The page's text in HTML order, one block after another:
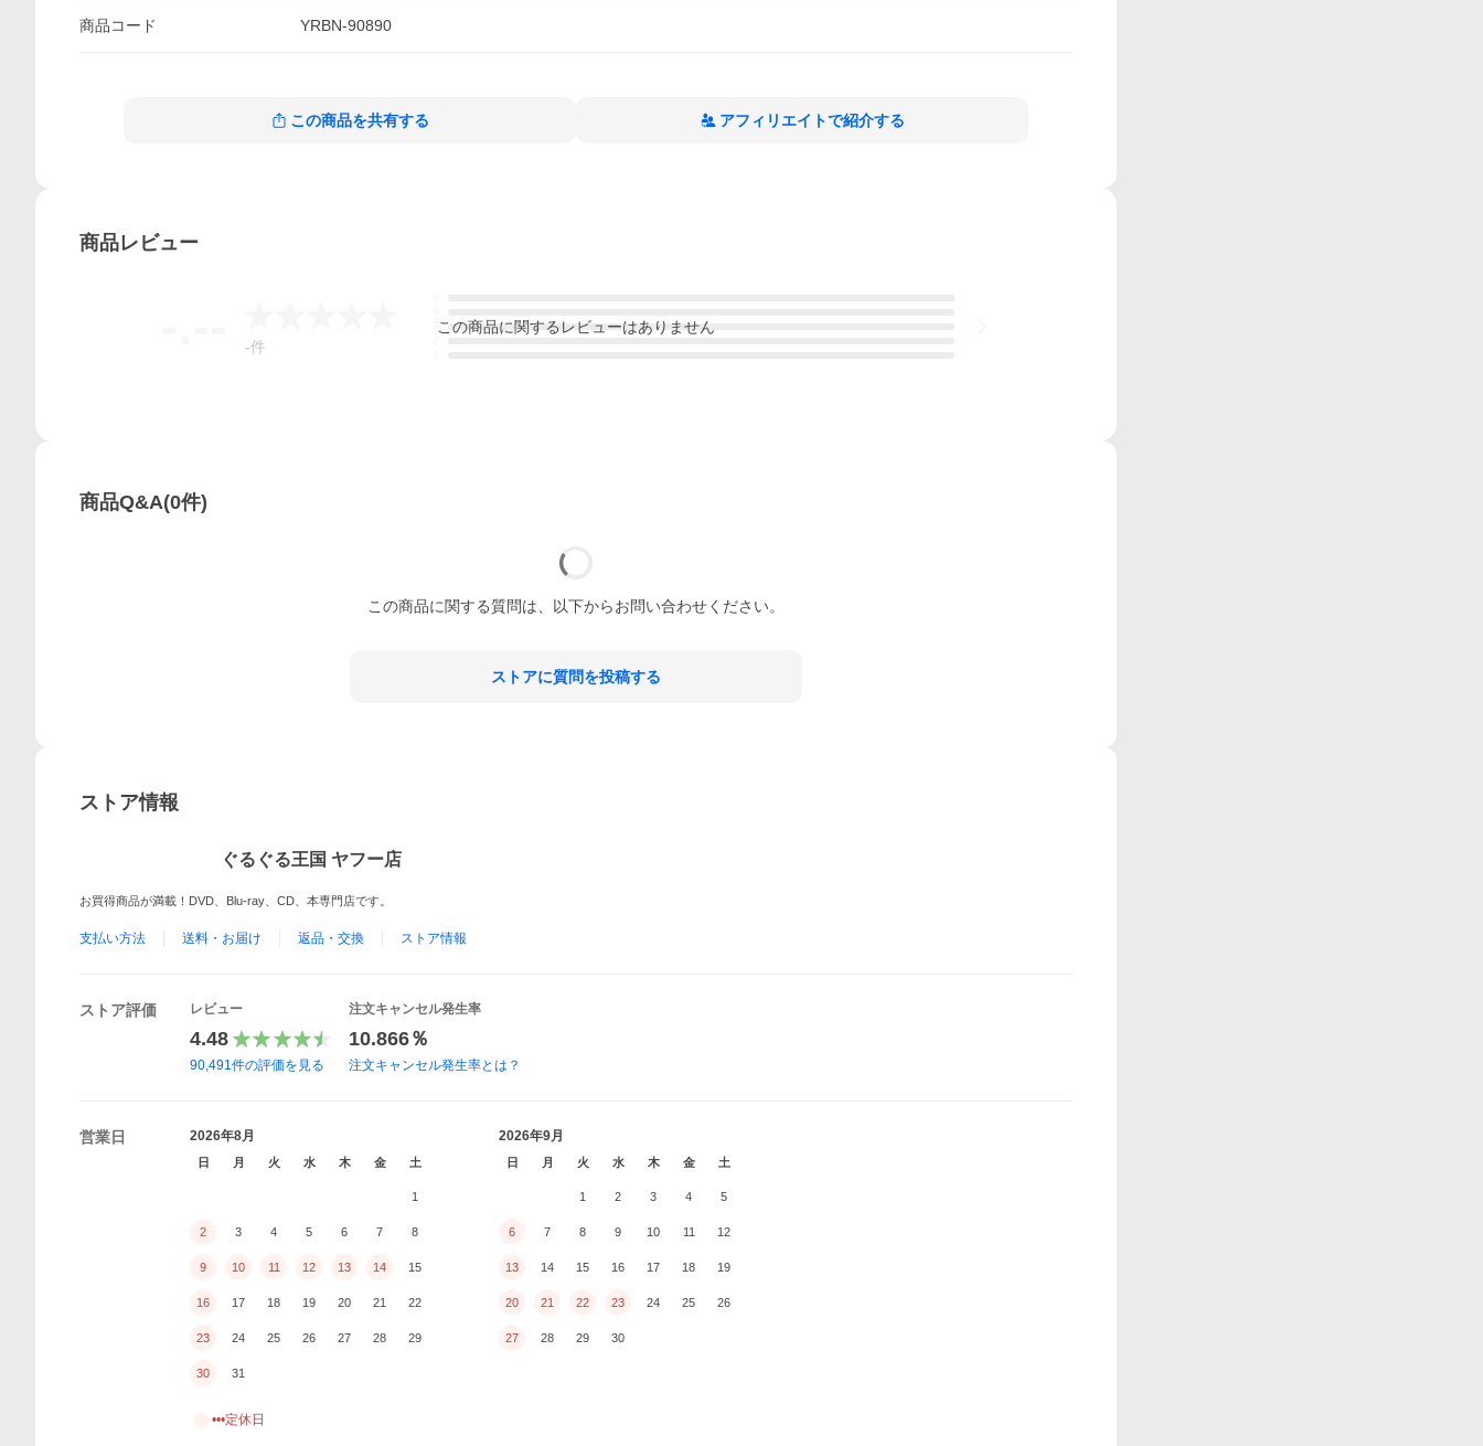
商品コード YRBN-90890
この商品を共有する アフィリエイトで紹介する
商品レビュー
-件
この商品に関するレビューはありません
商品Q&A(0件)
この商品に関する質問は、以下からお問い合わせください。
ストアに質問を投稿する
ストア情報
ぐるぐる王国 ヤフー店
お買得商品が満載！DVD、Blu-ray、CD、本専門店です。
支払い方法 送料・お届け 返品・交換 ストア情報
ストア評価 レビュー
4.48
90,491件の評価を見る
注文キャンセル発生率
10.866％
注文キャンセル発生率とは？
営業日 2026年8月
日 月 火 水 木 金 土
1
2 3 4 5 6 7 8
9 10 11 12 13 14 15
16 17 18 19 20 21 22
23 24 25 26 27 28 29
30 31
2026年9月
日 月 火 水 木 金 土
1 2 3 4 5
6 7 8 9 10 11 12
13 14 15 16 17 18 19
20 21 22 23 24 25 26
27 28 29 30
•••定休日